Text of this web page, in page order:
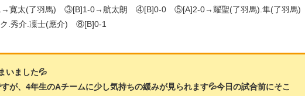
寛太(了羽馬) ③[B]1-0→航太朗 ④[B]0-0 ⑤[A]2-0→耀聖(了羽馬).隼(了羽馬)
.秀介.凜士(應介) ⑧[B]0-1
いました💦
が、4年生のAチームに少し気持ちの緩みが見られます💦今日の試合前にそこ